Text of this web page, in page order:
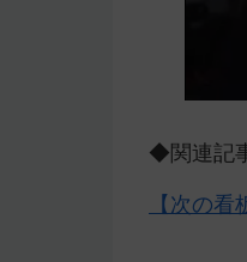
◆関連記
【次の